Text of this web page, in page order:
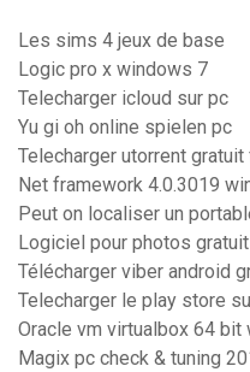
Les sims 4 jeux de base
Logic pro x windows 7
Telecharger icloud sur pc
Yu gi oh online spielen pc
Telecharger utorrent gratuit
Net framework 4.0.3019
Peut on localiser un
Logiciel pour photos
Télécharger viber android
Telecharger le play store
Oracle vm virtualbox 64 bit
Magix pc check & tuning